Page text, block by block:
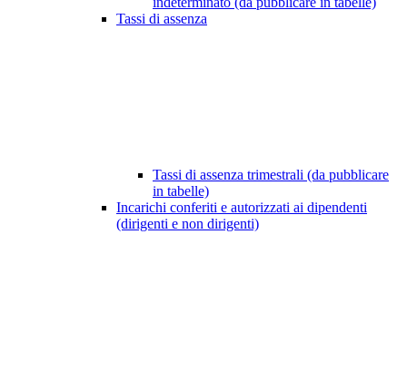
Tassi di assenza
Tassi di assenza trimestrali (da pubblicare
in tabelle)
Incarichi conferiti e autorizzati ai dipendenti
(dirigenti e non dirigenti)